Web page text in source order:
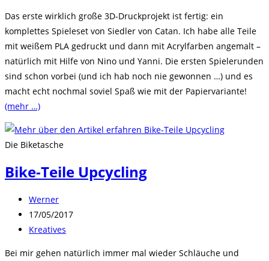
Das erste wirklich große 3D-Druckprojekt ist fertig: ein
komplettes Spieleset von Siedler von Catan. Ich habe alle Teile
mit weißem PLA gedruckt und dann mit Acrylfarben angemalt –
natürlich mit Hilfe von Nino und Yanni. Die ersten Spielerunden
sind schon vorbei (und ich hab noch nie gewonnen …) und es
macht echt nochmal soviel Spaß wie mit der Papiervariante!
(mehr …)
Die Biketasche
Bike-Teile Upcycling
Beitrags-
Autor:
Werner
Beitrag
veröffentlicht:
17/05/2017
Beitrags-
Kreatives
Bei mir gehen natürlich immer mal wieder Schläuche und